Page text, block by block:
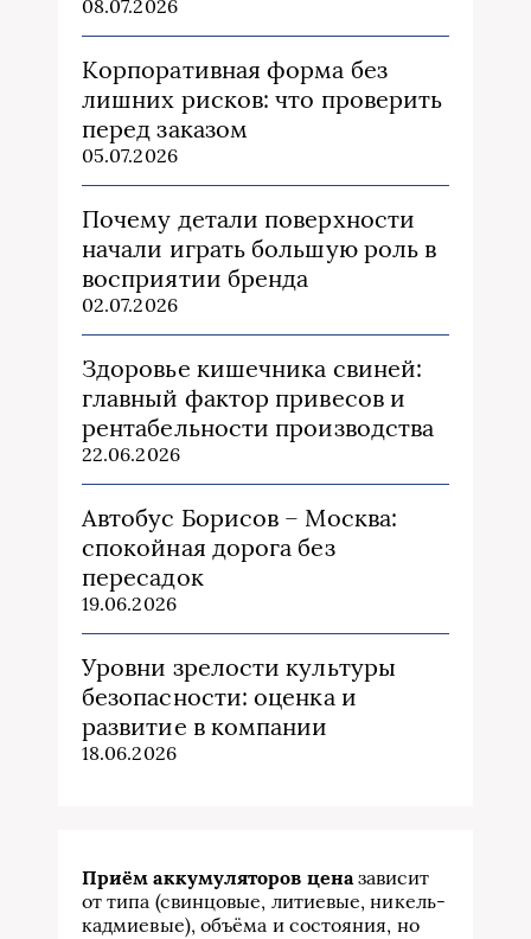
08.07.2026
Корпоративная форма без
лишних рисков: что проверить
перед заказом
05.07.2026
Почему детали поверхности
начали играть большую роль в
восприятии бренда
02.07.2026
Здоровье кишечника свиней:
главный фактор привесов и
рентабельности производства
22.06.2026
Автобус Борисов – Москва:
спокойная дорога без
пересадок
19.06.2026
Уровни зрелости культуры
безопасности: оценка и
развитие в компании
18.06.2026
Приём аккумуляторов ценазависит
от типа (свинцовые, литиевые, никель-
кадмиевые), объёма и состояния, но